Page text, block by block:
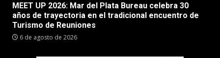
MEET UP 2026: Mar del Plata Bureau celebra 30
años de trayectoria en el tradicional encuentro de
Turismo de Reuniones
6 de agosto de 2026